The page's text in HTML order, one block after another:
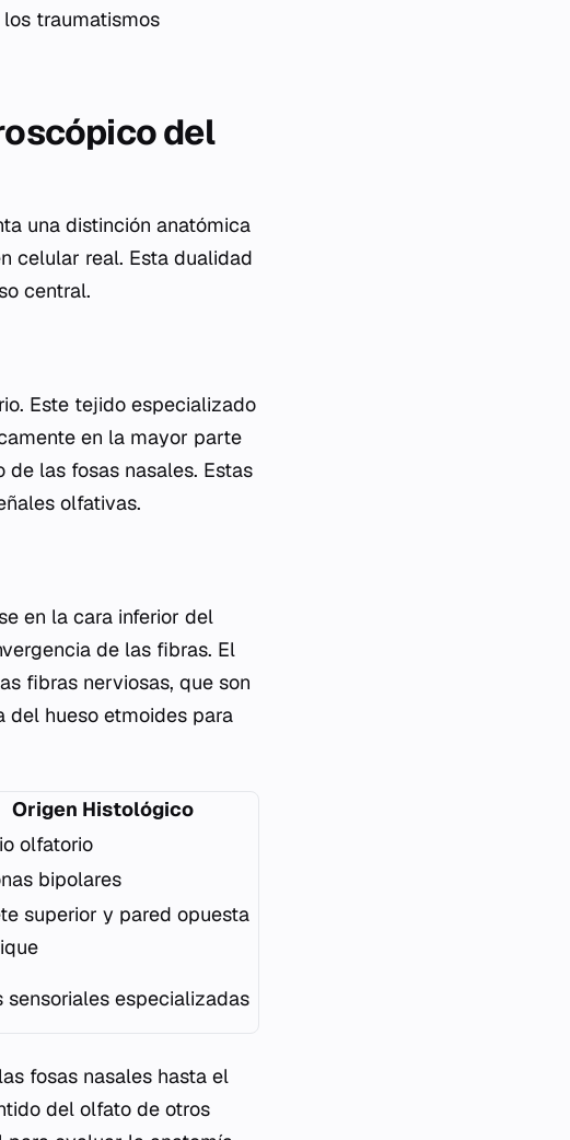
traumatismos
del
una distinción anatómica
celular real. Esta dualidad
central.
Este tejido especializado
en la mayor parte
las fosas nasales. Estas
olfativas.
en la cara inferior del
de las fibras. El
fibras nerviosas, que son
del hueso etmoides para
Origen Histológico
olfatorio
bipolares
superior y pared opuesta
sensoriales especializadas
fosas nasales hasta el
del olfato de otros